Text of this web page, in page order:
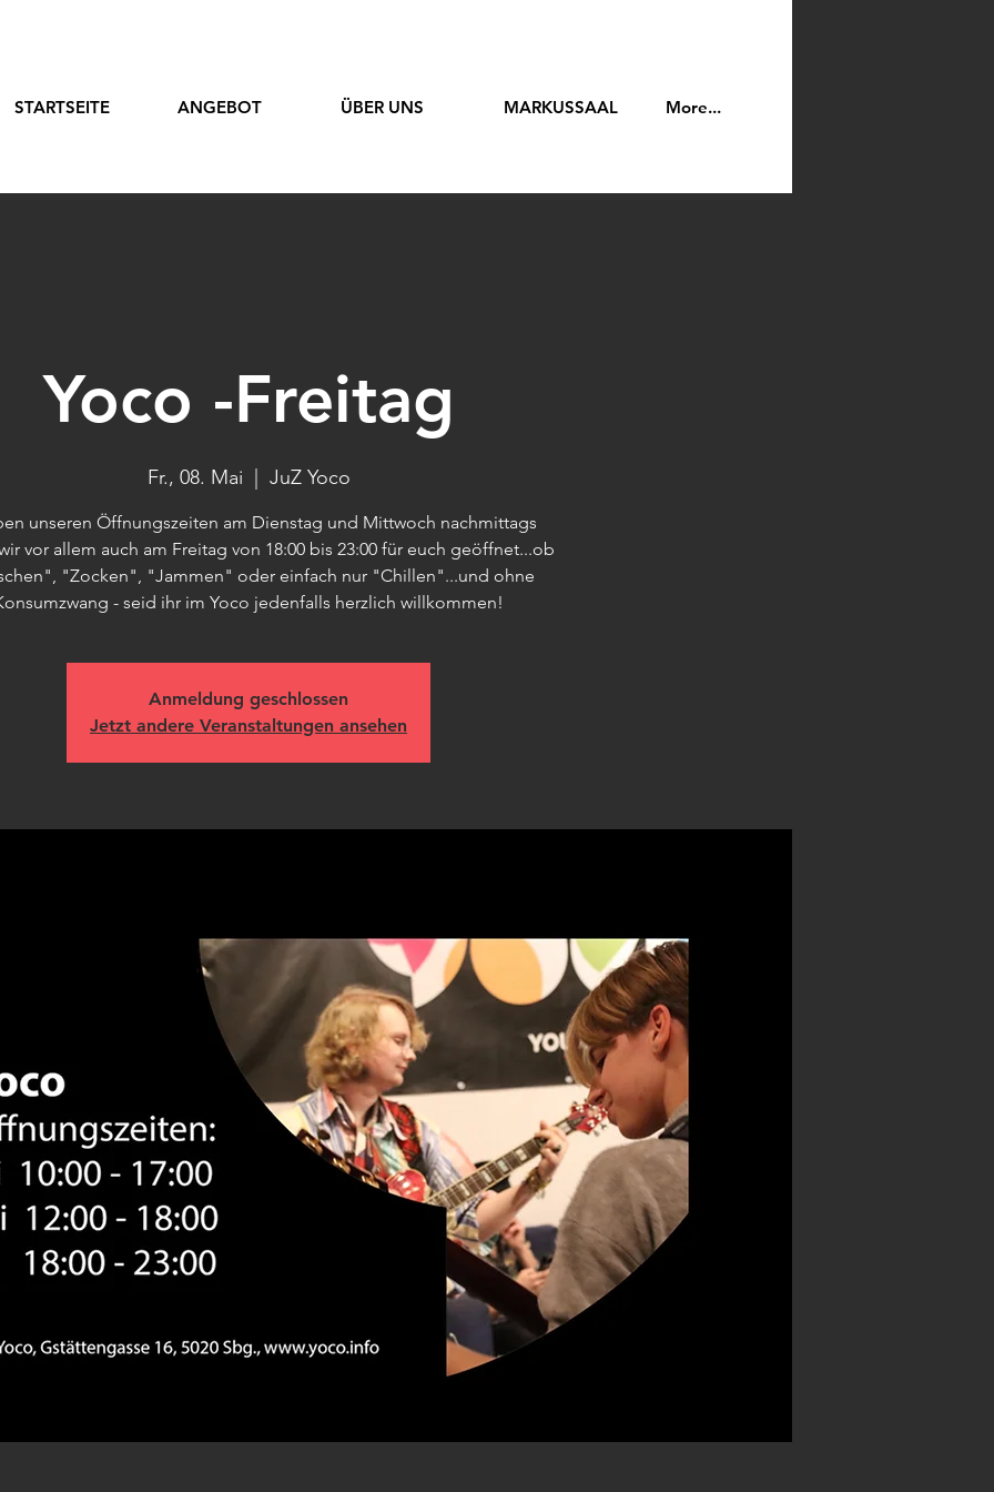
STARTSEITE ANGEBOT ÜBER UNS MARKUSSAAL More...
Yoco -Freitag
Fr., 08. Mai JuZ Yoco
unseren Öffnungszeiten am Dienstag und Mittwoch nachmittags
vor allem auch am Freitag von 18:00 bis 23:00 für euch geöffnet...ob
"Zocken", "Jammen" oder einfach nur "Chillen"...und ohne
- seid ihr im Yoco jedenfalls herzlich willkommen!
Anmeldung geschlossen
Jetzt andere Veranstaltungen ansehen